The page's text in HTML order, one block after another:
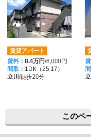
賃貸アパート
賃料： 8.4万円/6,000円
間取： 1DK（25.17）
立川 /徒歩20分
このペ